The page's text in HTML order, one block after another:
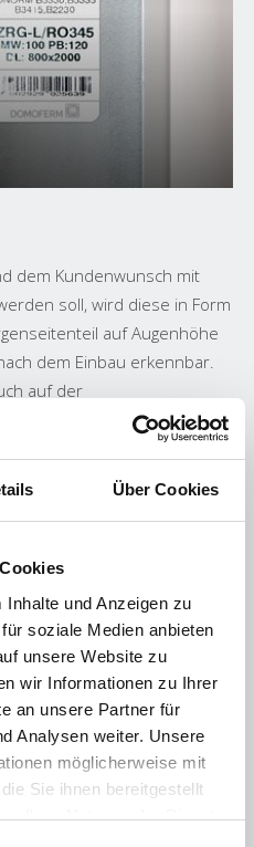
Über Cookies
und Anzeigen zu
soziale Medien anbieten
unsere Website zu
wir Informationen zu Ihrer
an unsere Partner für
Analysen weiter. Unsere
möglicherweise mit
Sie ihnen bereitgestellt
Ihrer Nutzung der Dienste
dem Kundenwunsch mit
soll, wird diese in Form
auf Augenhöhe
dem Einbau erkennbar.
auf der
Zargenetikett angedruckt